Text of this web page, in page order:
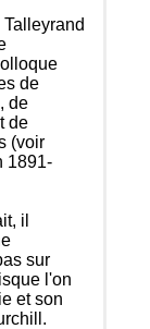
de
de
de
(voir
1891-
il
sur
l'on
et son